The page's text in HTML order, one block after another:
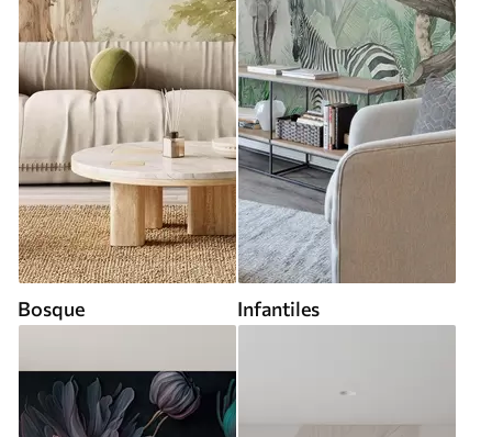
Bosque Infantiles